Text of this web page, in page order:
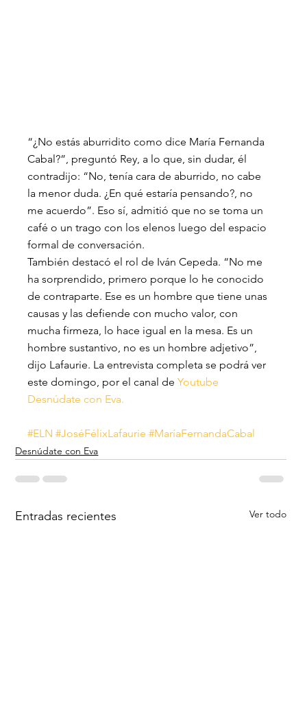
“¿No estás aburridito como dice María Fernanda
Cabal?”, preguntó Rey, a lo que, sin dudar, él
contradijo: “No, tenía cara de aburrido, no cabe
la menor duda. ¿En qué estaría pensando?, no
me acuerdo”. Eso sí, admitió que no se toma un
café o un trago con los elenos luego del espacio
formal de conversación.
También destacó el rol de Iván Cepeda. “No me
ha sorprendido, primero porque lo he conocido
de contraparte. Ese es un hombre que tiene unas
causas y las defiende con mucho valor, con
mucha firmeza, lo hace igual en la mesa. Es un
hombre sustantivo, no es un hombre adjetivo”,
dijo Lafaurie. La entrevista completa se podrá ver
este domingo, por el canal de Youtube
Desnúdate con Eva.
#ELN #JoséFélixLafaurie #MaríaFernandaCabal
Desnúdate con Eva
Entradas recientes Ver todo